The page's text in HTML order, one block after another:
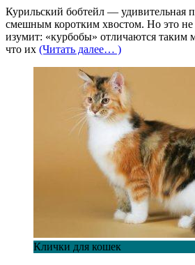
Курильский бобтейл — удивительная
смешным коротким хвостом. Но это не
изумит: «курбобы» отличаются таким
что их (Читать далее… )
Клички для кошек